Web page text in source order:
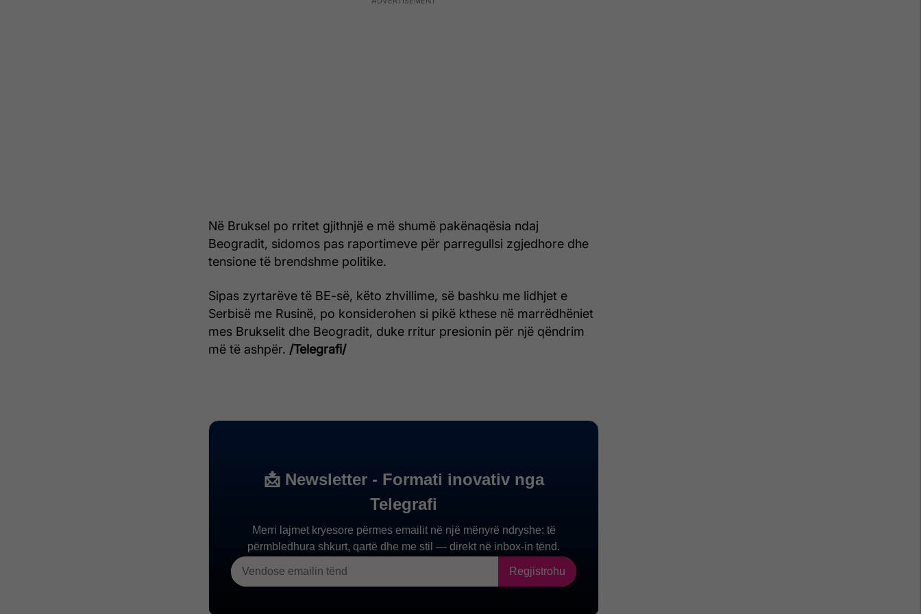
Në Bruksel po rritet gjithnjë e më shumë pakënaqësia ndaj
Beogradit, sidomos pas raportimeve për parregullsi zgjedhore dhe
tensione të brendshme politike.
Sipas zyrtarëve të BE-së, këto zhvillime, së bashku me lidhjet e
Serbisë me Rusinë, po konsiderohen si pikë kthese në marrëdhëniet
mes Brukselit dhe Beogradit, duke rritur presionin për një qëndrim
më të ashpër. /Telegrafi/